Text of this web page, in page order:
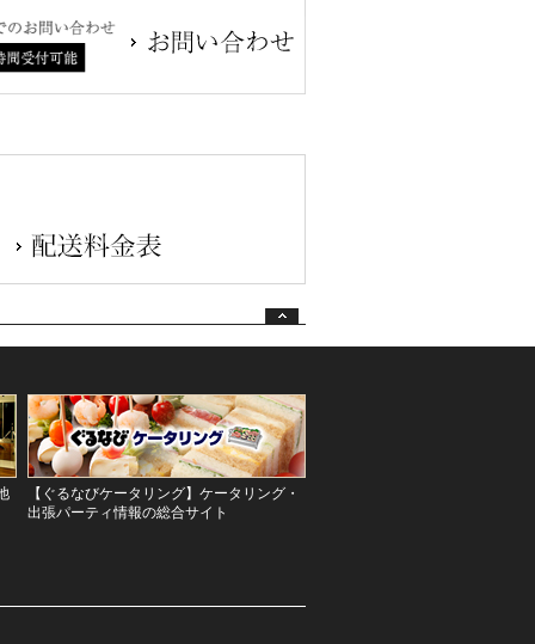
【ぐるなびケータリング】ケータリング・
出張パーティ情報の総合サイト